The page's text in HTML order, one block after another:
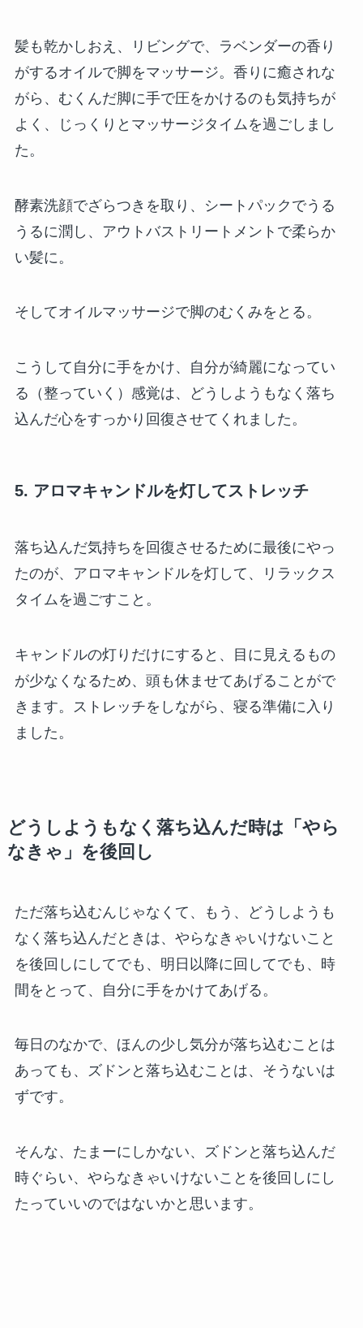
髪も乾かしおえ、リビングで、ラベンダーの香り
がするオイルで脚をマッサージ。香りに癒されな
がら、むくんだ脚に手で圧をかけるのも気持ちが
よく、じっくりとマッサージタイムを過ごしまし
た。
酵素洗顔でざらつきを取り、シートパックでうる
うるに潤し、アウトバストリートメントで柔らか
い髪に。
そしてオイルマッサージで脚のむくみをとる。
こうして自分に手をかけ、自分が綺麗になってい
る（整っていく）感覚は、どうしようもなく落ち
込んだ心をすっかり回復させてくれました。
5. アロマキャンドルを灯してストレッチ
落ち込んだ気持ちを回復させるために最後にやっ
たのが、アロマキャンドルを灯して、リラックス
タイムを過ごすこと。
キャンドルの灯りだけにすると、目に見えるもの
が少なくなるため、頭も休ませてあげることがで
きます。ストレッチをしながら、寝る準備に入り
ました。
どうしようもなく落ち込んだ時は「やら
なきゃ」を後回し
ただ落ち込むんじゃなくて、もう、どうしようも
なく落ち込んだときは、やらなきゃいけないこと
を後回しにしてでも、明日以降に回してでも、時
間をとって、自分に手をかけてあげる。
毎日のなかで、ほんの少し気分が落ち込むことは
あっても、ズドンと落ち込むことは、そうないは
ずです。
そんな、たまーにしかない、ズドンと落ち込んだ
時ぐらい、やらなきゃいけないことを後回しにし
たっていいのではないかと思います。